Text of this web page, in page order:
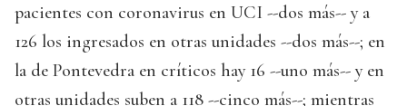
pacientes con coronavirus en UCI --dos más-- y a
126 los ingresados en otras unidades --dos más--; en
la de Pontevedra en críticos hay 16 --uno más-- y en
otras unidades suben a 118 --cinco más--; mientras